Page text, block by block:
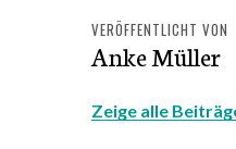
VERÖFFENTLICHT VON
Anke Müller
Zeige alle